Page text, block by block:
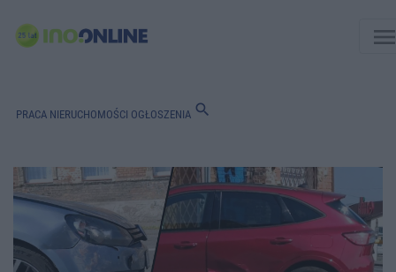
PRACA NIERUCHOMOŚCI OGŁOSZENIA search